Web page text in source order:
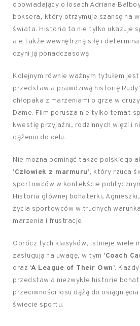
opowiadający o losach Adriana
boksera, który otrzymuje szansę na
świata. Historia ta nie tylko ukazuje
ale także wewnętrzną siłę i
czyni ją ponadczasową.
Kolejnym równie ważnym tytułem jest
przedstawia prawdziwą historię
chłopaka z marzeniami o grze w
Dame. Film porusza nie tylko temat
kwestię przyjaźni, rodzinnych więzi i
dążeniu do celu.
Nie można pominąć także polskiego
‘Człowiek z marmuru’, który rzuca
sportowców w kontekście
Historia głównej bohaterki,
życia sportowców w trudnych
marzenia i frustracje.
Oprócz tych klasyków, istnieje wiele
zasługują na uwagę, w tym ‘Coach
oraz ‘A League of Their Own’.
przedstawia niezwykłe historie
przeciwności losu dążą do
świecie sportu.